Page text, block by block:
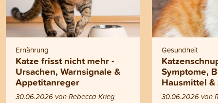
Ernährung
Katze frisst nicht mehr -
Ursachen, Warnsignale &
Appetitanreger
30.06.2026 von Rebecca Krieg
Gesundheit
Symptome,
Hausmittel
30.06.2026 von